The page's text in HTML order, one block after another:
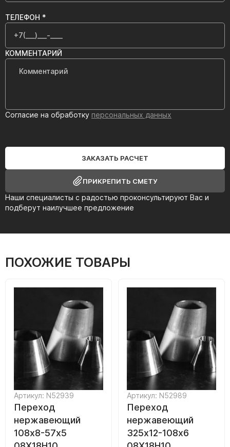
Наши специалисты с радостью проконсультируют Вас и
подберут наилучшее предложение
ТЕЛЕФОН *
КОММЕНТАРИЙ
Согласие на обработку персональных данных
ЗАКАЗАТЬ РАСЧЕТ
ПРИКРЕПИТЬ СМЕТУ
ПОХОЖИЕ ТОВАРЫ
Артикул: N52939
Переход
нержавеющий
108х8-57х5
Артикул: N52989
Переход
нержавеющий
325х12-108х6